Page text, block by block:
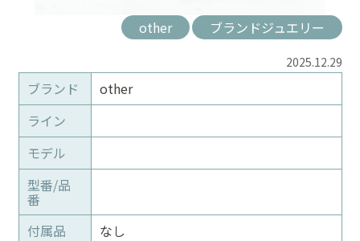
other ブランドジュエリー
2025.12.29
ブランド
other
ライン
モデル
型番/品
番
付属品
なし